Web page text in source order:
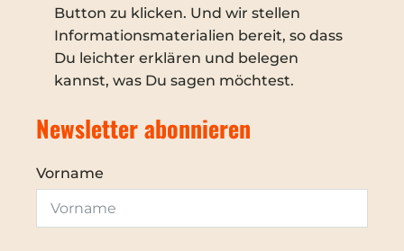
Button zu klicken. Und wir stellen
Informationsmaterialien bereit, so dass
Du leichter erklären und belegen
kannst, was Du sagen möchtest.
Newsletter abonnieren
Vorname